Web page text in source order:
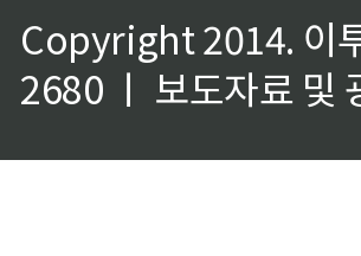
Copyright 2014. 이
2680 ㅣ 보도자료